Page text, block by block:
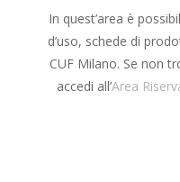
In quest’area è
d’uso, schede di
CUF Milano. Se non
accedi all’Area